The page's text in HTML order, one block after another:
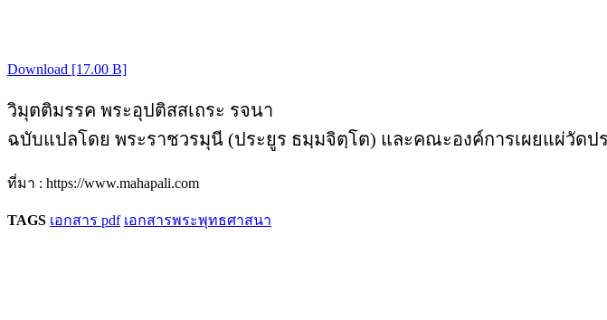
Download [17.00 B]
วิมุตติมรรค พระอุปติสสเถระ รจนา
ฉบับแปลโดย พระราชวรมุนี (ประยูร ธมฺมจิตฺโต) และคณะองค์การเผยแผ่วัดป
ที่มา : https://www.mahapali.com
TAGS เอกสาร pdf เอกสารพระพุทธศาสนา